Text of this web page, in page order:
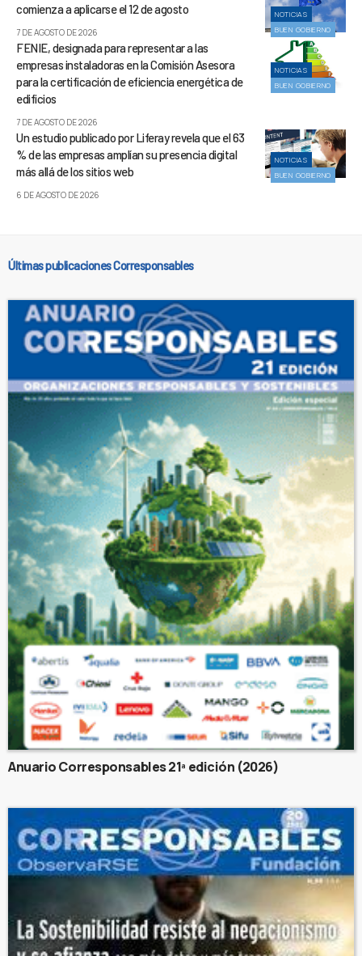
NOTICIAS
BUEN GOBIERNO
comienza a aplicarse el 12 de agosto
7 DE AGOSTO DE 2026
NOTICIAS
BUEN GOBIERNO
FENIE, designada para representar a las
empresas instaladoras en la Comisión Asesora
para la certificación de eficiencia energética de
edificios
7 DE AGOSTO DE 2026
NOTICIAS
BUEN GOBIERNO
Un estudio publicado por Liferay revela que el 63
% de las empresas amplían su presencia digital
más allá de los sitios web
6 DE AGOSTO DE 2026
Últimas publicaciones Corresponsables
Anuario Corresponsables 21ª edición (2026)